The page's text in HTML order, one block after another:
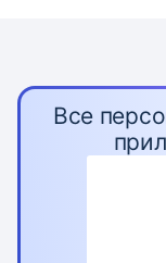
Все